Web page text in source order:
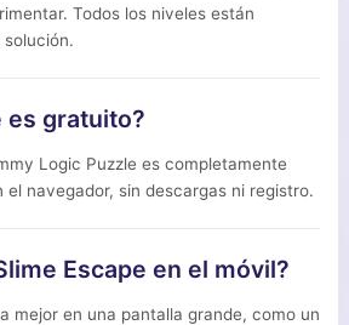
Todos los niveles están
es gratuito?
Logic Puzzle es completamente
navegador, sin descargas ni registro.
Escape en el móvil?
mejor en una pantalla grande, como un